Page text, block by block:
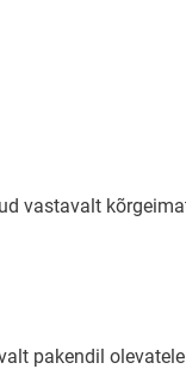
vastavalt
pakendil